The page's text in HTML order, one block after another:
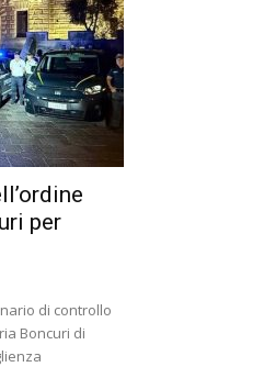
per
di controllo
Boncuri di